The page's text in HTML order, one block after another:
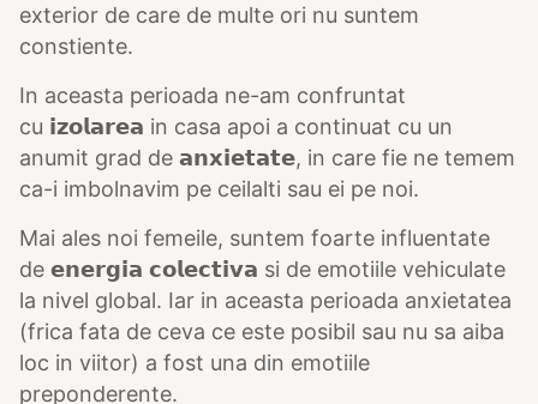
exterior de care de multe ori nu suntem
constiente.
In aceasta perioada ne-am confruntat
cu 𝗶𝘇𝗼𝗹𝗮𝗿𝗲𝗮 in casa apoi a continuat cu un
anumit grad de 𝗮𝗻𝘅𝗶𝗲𝘁𝗮𝘁𝗲, in care fie ne temem
ca-i imbolnavim pe ceilalti sau ei pe noi.
Mai ales noi femeile, suntem foarte influentate
de 𝗲𝗻𝗲𝗿𝗴𝗶𝗮 𝗰𝗼𝗹𝗲𝗰𝘁𝗶𝘃𝗮 si de emotiile vehiculate
la nivel global. Iar in aceasta perioada anxietatea
(frica fata de ceva ce este posibil sau nu sa aiba
loc in viitor) a fost una din emotiile
preponderente.